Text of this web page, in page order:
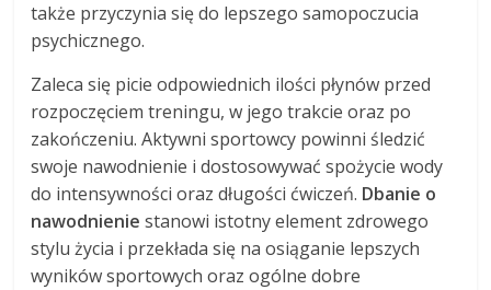
także przyczynia się do lepszego samopoczucia
psychicznego.
Zaleca się picie odpowiednich ilości płynów przed
rozpoczęciem treningu, w jego trakcie oraz po
zakończeniu. Aktywni sportowcy powinni śledzić
swoje nawodnienie i dostosowywać spożycie wody
do intensywności oraz długości ćwiczeń. Dbanie o
nawodnienie stanowi istotny element zdrowego
stylu życia i przekłada się na osiąganie lepszych
wyników sportowych oraz ogólne dobre